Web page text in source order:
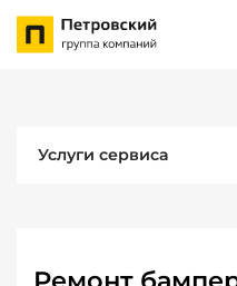
Услуги сервиса